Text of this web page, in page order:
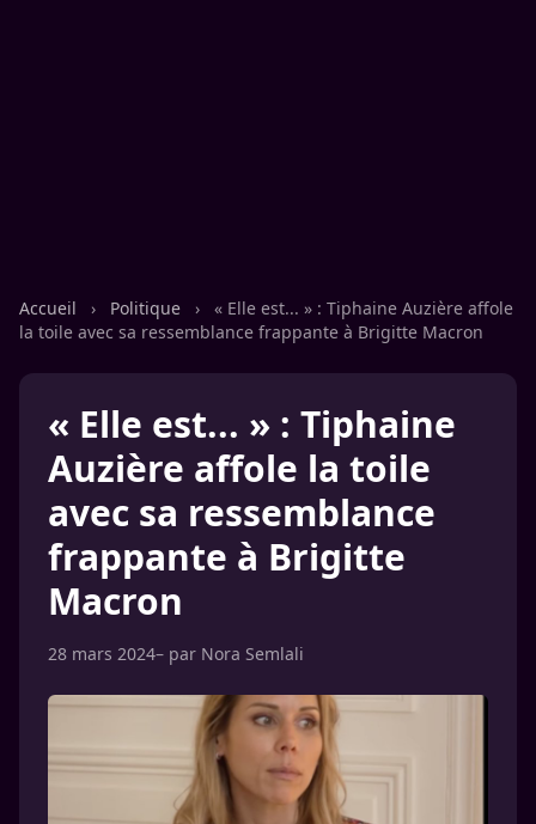
Accueil › Politique ›
« Elle est... » : Tiphaine Auzière affole
la toile avec sa ressemblance frappante à Brigitte Macron
« Elle est... » : Tiphaine
Auzière affole la toile
avec sa ressemblance
frappante à Brigitte
Macron
28 mars 2024– par Nora Semlali